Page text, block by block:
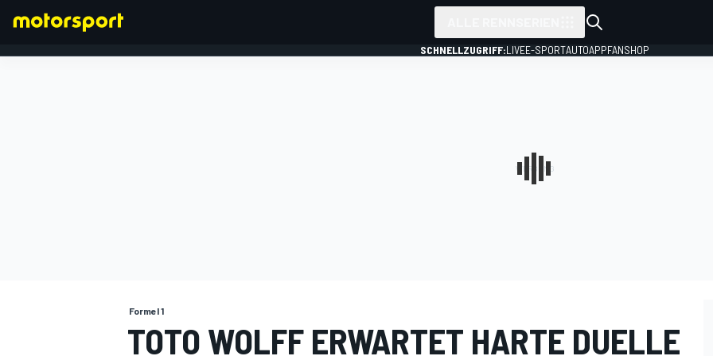
SCHNELLZUGRIFF:LIVEE-SPORTAUTOAPPFANSHOP
Formel 1
TOTO WOLFF ERWARTET HARTE DUELLE